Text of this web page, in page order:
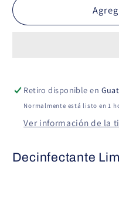
Decinfectante
Limon
Limon
Retiro disponible en
Normalmente está listo en 1
Ver información de la
Decinfectante